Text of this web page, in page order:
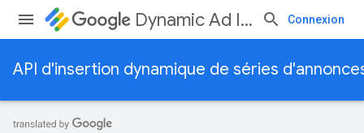
Dynamic Ad Insertion Connexion
API d'insertion dynamique de séries